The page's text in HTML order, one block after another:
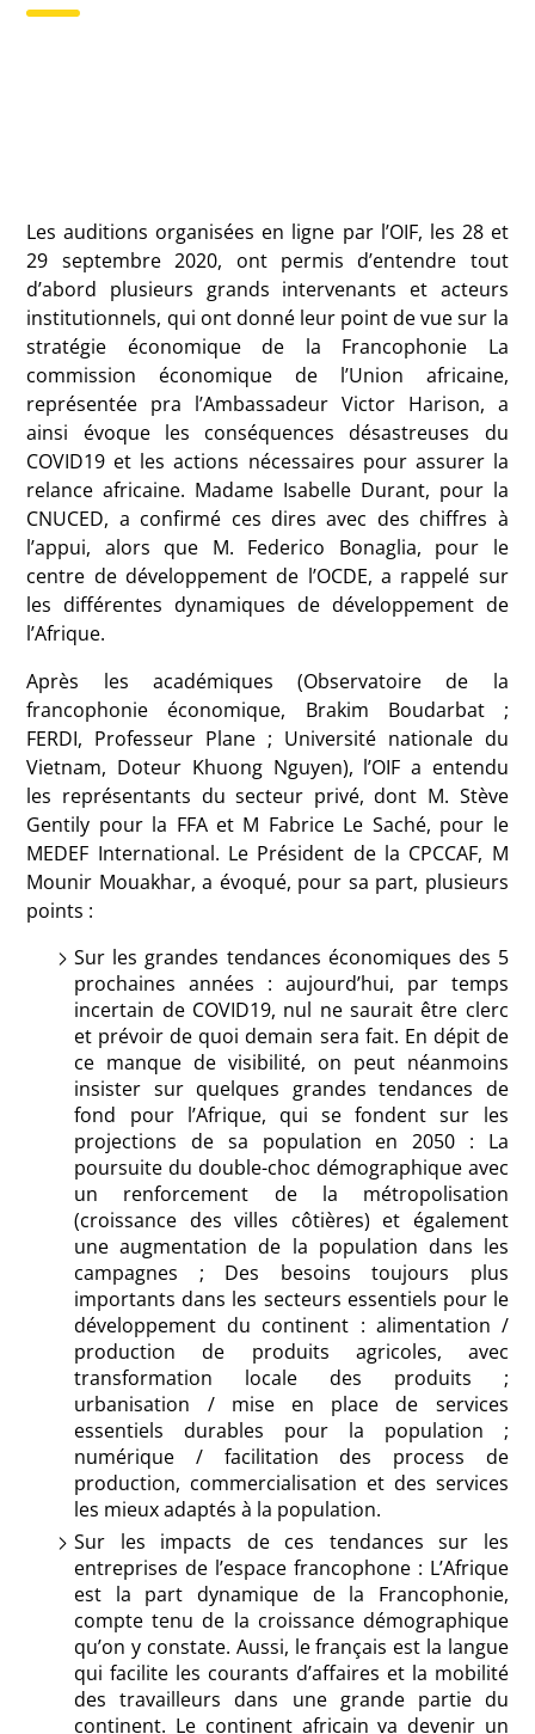
Les auditions organisées en ligne par l’OIF, les 28 et
29 septembre 2020, ont permis d’entendre tout
d’abord plusieurs grands intervenants et acteurs
institutionnels, qui ont donné leur point de vue sur la
stratégie économique de la Francophonie La
commission économique de l’Union africaine,
représentée pra l’Ambassadeur Victor Harison, a
ainsi évoque les conséquences désastreuses du
COVID19 et les actions nécessaires pour assurer la
relance africaine. Madame Isabelle Durant, pour la
CNUCED, a confirmé ces dires avec des chiffres à
l’appui, alors que M. Federico Bonaglia, pour le
centre de développement de l’OCDE, a rappelé sur
les différentes dynamiques de développement de
l’Afrique.
Après les académiques (Observatoire de la
francophonie économique, Brakim Boudarbat ;
FERDI, Professeur Plane ; Université nationale du
Vietnam, Doteur Khuong Nguyen), l’OIF a entendu
les représentants du secteur privé, dont M. Stève
Gentily pour la FFA et M Fabrice Le Saché, pour le
MEDEF International. Le Président de la CPCCAF, M
Mounir Mouakhar, a évoqué, pour sa part, plusieurs
points :
Sur les grandes tendances économiques des 5
prochaines années : aujourd’hui, par temps
incertain de COVID19, nul ne saurait être clerc
et prévoir de quoi demain sera fait. En dépit de
ce manque de visibilité, on peut néanmoins
insister sur quelques grandes tendances de
fond pour l’Afrique, qui se fondent sur les
projections de sa population en 2050 : La
poursuite du double-choc démographique avec
un renforcement de la métropolisation
(croissance des villes côtières) et également
une augmentation de la population dans les
campagnes ; Des besoins toujours plus
importants dans les secteurs essentiels pour le
développement du continent : alimentation /
production de produits agricoles, avec
transformation locale des produits ;
urbanisation / mise en place de services
essentiels durables pour la population ;
numérique / facilitation des process de
production, commercialisation et des services
les mieux adaptés à la population.
Sur les impacts de ces tendances sur les
entreprises de l’espace francophone : L’Afrique
est la part dynamique de la Francophonie,
compte tenu de la croissance démographique
qu’on y constate. Aussi, le français est la langue
qui facilite les courants d’affaires et la mobilité
des travailleurs dans une grande partie du
continent. Le continent africain va devenir un